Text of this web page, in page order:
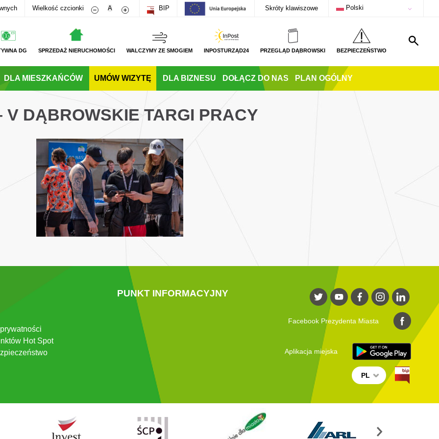
Wielkość czcionki Zmniejsz rozmiar czcionki
A Zwiększ rozmiar czcionki
BIP Skróty klawiszowe Polski
DG SPRZEDAŻ NIERUCHOMOŚCI WALCZYMY ZE SMOGIEM INPOSTURZĄD24 PRZEGLĄD DĄBROWSKI BEZPIECZEŃSTWO
DLA MIESZKAŃCÓW UMÓW WIZYTĘ DLA BIZNESU DOŁĄCZ DO NAS PLAN OGÓLNY
V DĄBROWSKIE TARGI PRACY
Hot Spot
PUNKT INFORMACYJNY
Facebook Prezydenta Miasta
Aplikacja miejska
PL